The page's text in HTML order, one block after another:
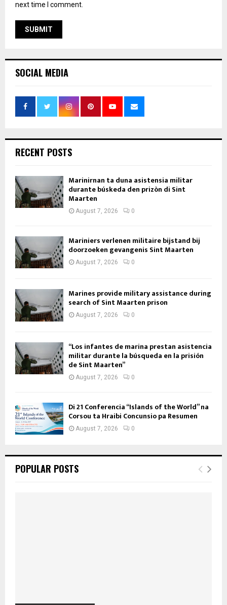
next time I comment.
SOCIAL MEDIA
RECENT POSTS
Marinirnan ta duna asistensia militar
durante búskeda den prizòn di Sint
Maarten
August 7, 2026 0
Mariniers verlenen militaire bijstand bij
doorzoeken gevangenis Sint Maarten
August 7, 2026 0
Marines provide military assistance during
search of Sint Maarten prison
August 7, 2026 0
“Los infantes de marina prestan asistencia
militar durante la búsqueda en la prisión
de Sint Maarten”
August 7, 2026 0
Di 21 Conferencia “Islands of the World” na
Corsou ta Hraibi Concunsio pa Resumen
August 7, 2026 0
POPULAR POSTS